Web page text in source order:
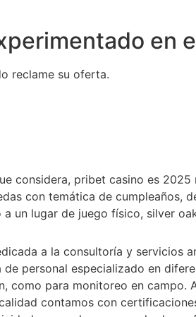
en
reclame su oferta.
considera, pribet casino es
con temática de cumpleaños,
un lugar de juego físico, silver
a la consultoría y servicios
personal especializado en
para monitoreo en campo.
contamos con